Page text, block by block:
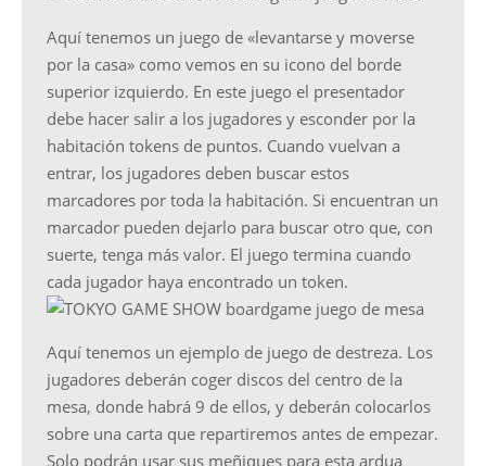
Aquí tenemos un juego de «levantarse y moverse
por la casa» como vemos en su icono del borde
superior izquierdo. En este juego el presentador
debe hacer salir a los jugadores y esconder por la
habitación tokens de puntos. Cuando vuelvan a
entrar, los jugadores deben buscar estos
marcadores por toda la habitación. Si encuentran un
marcador pueden dejarlo para buscar otro que, con
suerte, tenga más valor. El juego termina cuando
cada jugador haya encontrado un token.
Aquí tenemos un ejemplo de juego de destreza. Los
jugadores deberán coger discos del centro de la
mesa, donde habrá 9 de ellos, y deberán colocarlos
sobre una carta que repartiremos antes de empezar.
Solo podrán usar sus meñiques para esta ardua